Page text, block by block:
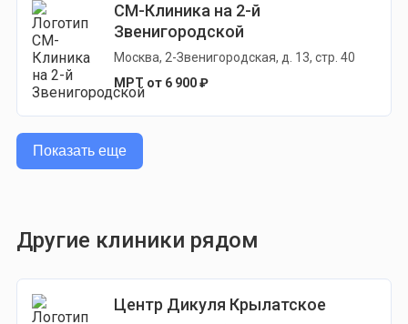
СМ-Клиника на 2-й
Звенигородской
Москва, 2-Звенигородская, д. 13, стр. 40
МРТ от 6 900 ₽
Показать еще
Другие клиники рядом
Центр Дикуля Крылатское